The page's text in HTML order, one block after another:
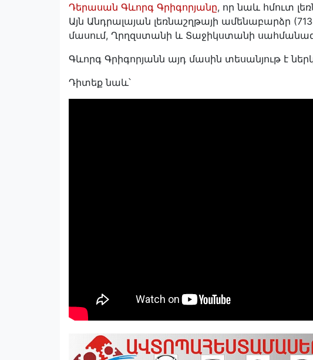
Դերասան Գևորգ Գրիգորյանը, որ նաև հմուտ
Այն Անդրալայան լեռնաշղթայի ամենաբարձր
մասում, Ղրղզստանի և Տաջիկստանի
Գևորգ Գրիգորյանն այդ մասին տեսանյութ է
Դիտեք նաև՝